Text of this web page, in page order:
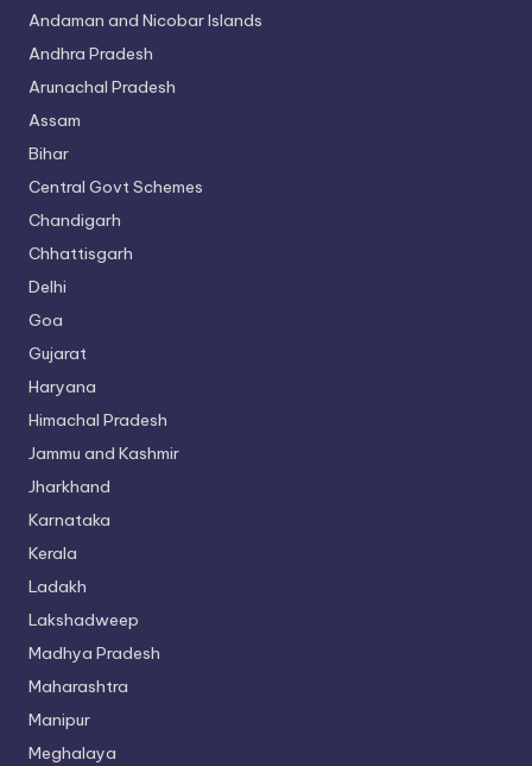
Andaman and Nicobar Islands
Andhra Pradesh
Arunachal Pradesh
Assam
Bihar
Central Govt Schemes
Chandigarh
Chhattisgarh
Delhi
Goa
Gujarat
Haryana
Himachal Pradesh
Jammu and Kashmir
Jharkhand
Karnataka
Kerala
Ladakh
Lakshadweep
Madhya Pradesh
Maharashtra
Manipur
Meghalaya